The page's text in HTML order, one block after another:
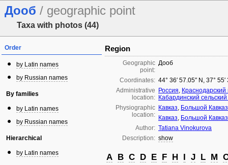
Дооб / geographic point
Taxa with photos (44)
Order
by Latin names
by Russian names
By families
by Latin names
by Russian names
Hierarchical
by Latin names
Region
Geographic
point:
Дооб
Coordinates: 44° 36′ 57.05″ N, 37°
Administrative
location:
Россия, Краснодарский
Кабардинский сельский
Physiographic
location:
Кавказ, Большой Кавказ
Кавказ, Большой Кавказ
Author: Tatiana Vinokurova
Description: show
A B C D E F H I J L M